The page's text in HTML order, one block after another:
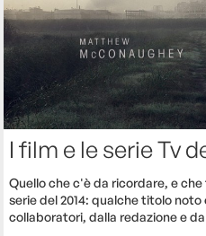
I film e le serie Tv
Quello che c'è da ricordare, e
serie del 2014: qualche titolo
collaboratori, dalla redazione e